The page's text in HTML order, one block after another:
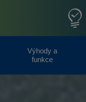
Výhody a
funkce